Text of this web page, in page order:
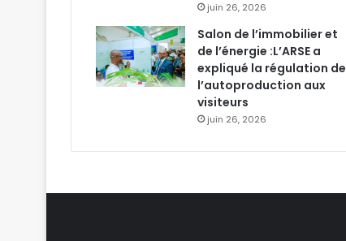
juin 26, 2026
Salon de l’immobilier et
de l’énergie :L’ARSE a
expliqué la régulation de
l’autoproduction aux
visiteurs
juin 26, 2026